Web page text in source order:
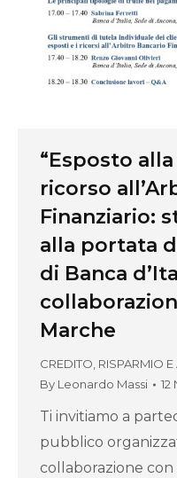
“Esposto
ricorso
Finanziario:
alla portata
di Banca
Marche
CREDITO, RISPARMIO
By Leonardo Massi
Ti invitiamo a
pubblico
collaborazione con